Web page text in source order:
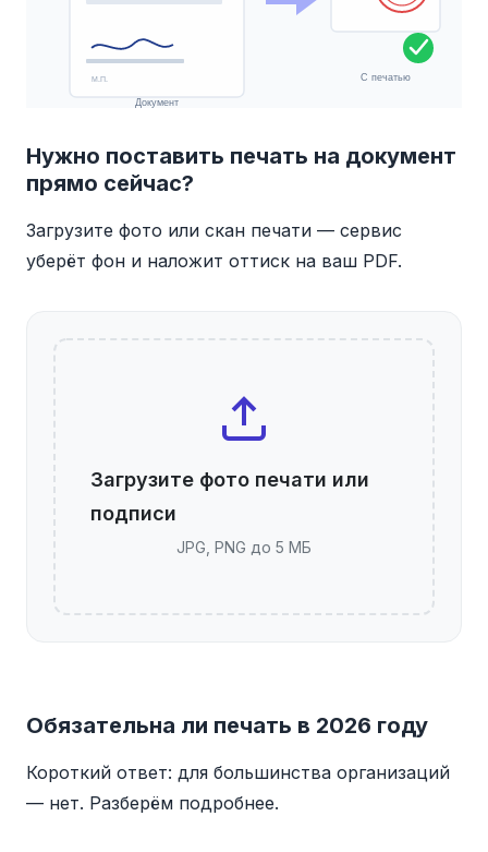
М.П.
Документ
С печатью
Нужно поставить печать на документ
прямо сейчас?
Загрузите фото или скан печати — сервис
уберёт фон и наложит оттиск на ваш PDF.
Загрузите фото печати или
подписи
JPG, PNG до 5 МБ
Обязательна ли печать в 2026 году
Короткий ответ: для большинства организаций
— нет. Разберём подробнее.